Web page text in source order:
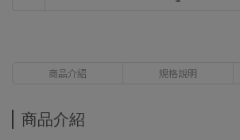
商品介紹 規格說明
商品介紹